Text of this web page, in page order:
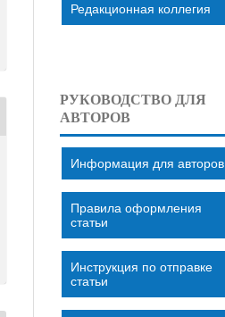
Редакционная коллегия
РУКОВОДСТВО ДЛЯ
АВТОРОВ
Информация для авторов
Правила оформления
статьи
Инструкция по отправке
статьи